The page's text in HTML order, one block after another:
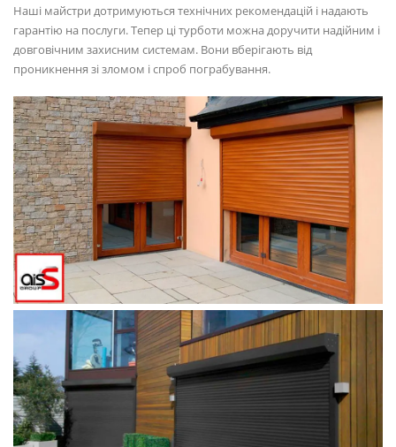
Наші майстри дотримуються технічних рекомендацій і надають
гарантію на послуги. Тепер ці турботи можна доручити надійним і
довговічним захисним системам. Вони вберігають від
проникнення зі зломом і спроб пограбування.